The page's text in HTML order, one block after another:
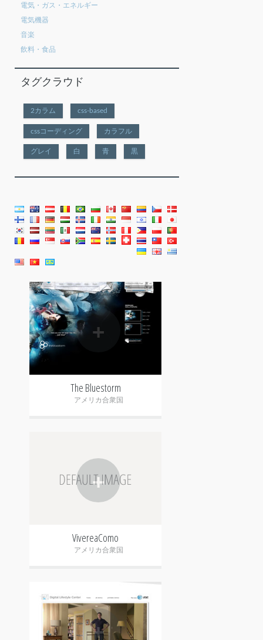
電気・ガス・エネルギー
電気機器
音楽
飲料・食品
タグクラウド
2カラム css-based
cssコーディング カラフル
グレイ 白 青 黒
+
The Bluestorm
アメリカ合衆国
+
VivereaComo
アメリカ合衆国
+